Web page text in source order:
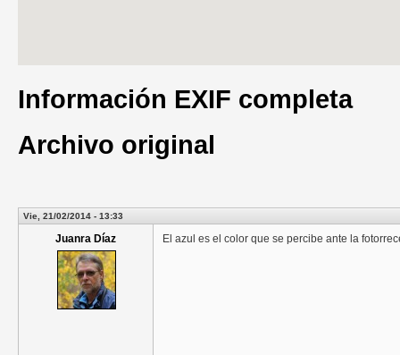
Información EXIF completa
Archivo original
Vie, 21/02/2014 - 13:33
Juanra Díaz El azul es el color que se percibe ante la